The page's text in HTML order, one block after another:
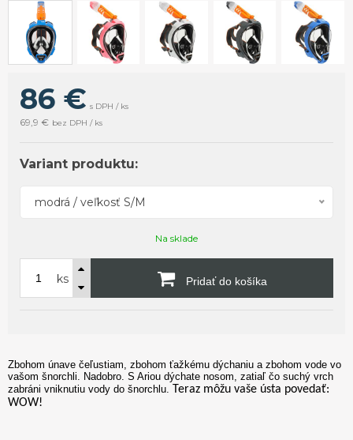
86 € s DPH / ks
69,9 € bez DPH / ks
Variant produktu:
modrá / veľkosť S/M
Na sklade
ks Pridať do košíka
Zbohom únave čeľustiam, zbohom ťažkému dýchaniu a zbohom vode vo
vašom šnorchli. Nadobro. S Ariou dýchate nosom, zatiaľ čo suchý vrch
zabráni vniknutiu vody do šnorchlu. Teraz môžu vaše ústa povedať:
WOW!